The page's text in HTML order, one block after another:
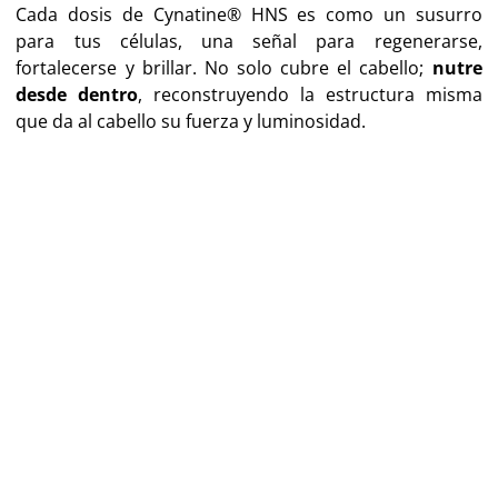
Cada dosis de Cynatine® HNS es como un susurro
para tus células, una señal para regenerarse,
fortalecerse y brillar. No solo cubre el cabello; nutre
desde dentro, reconstruyendo la estructura misma
que da al cabello su fuerza y luminosidad.